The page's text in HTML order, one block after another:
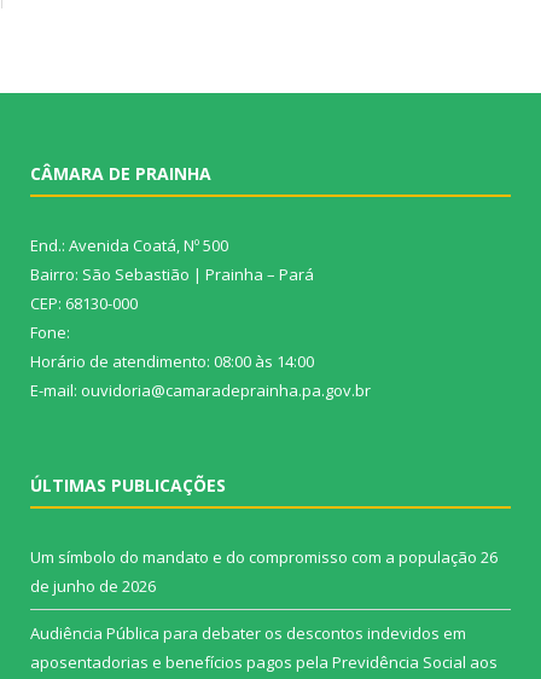
CÂMARA DE PRAINHA
End.: Avenida Coatá, Nº 500
Bairro: São Sebastião | Prainha – Pará
CEP: 68130-000
Fone:
Horário de atendimento: 08:00 às 14:00
E-mail: ouvidoria@camaradeprainha.pa.gov.br
ÚLTIMAS PUBLICAÇÕES
Um símbolo do mandato e do compromisso com a população 26
de junho de 2026
Audiência Pública para debater os descontos indevidos em
aposentadorias e benefícios pagos pela Previdência Social aos